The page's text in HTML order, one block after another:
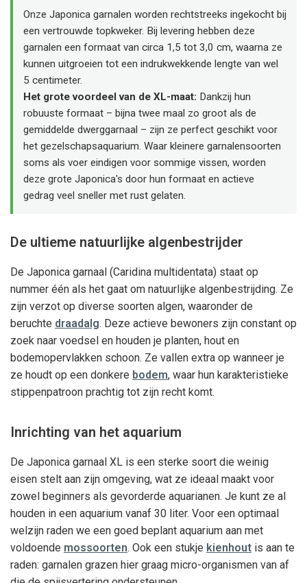
Onze Japonica garnalen worden rechtstreeks ingekocht bij
een vertrouwde topkweker. Bij levering hebben deze
garnalen een formaat van circa 1,5 tot 3,0 cm, waarna ze
kunnen uitgroeien tot een indrukwekkende lengte van wel
5 centimeter.
Het grote voordeel van de XL-maat: Dankzij hun
robuuste formaat – bijna twee maal zo groot als de
gemiddelde dwerggarnaal – zijn ze perfect geschikt voor
het gezelschapsaquarium. Waar kleinere garnalensoorten
soms als voer eindigen voor sommige vissen, worden
deze grote Japonica's door hun formaat en actieve
gedrag veel sneller met rust gelaten.
De ultieme natuurlijke algenbestrijder
De Japonica garnaal (Caridina multidentata) staat op
nummer één als het gaat om natuurlijke algenbestrijding. Ze
zijn verzot op diverse soorten algen, waaronder de
beruchte draadalg. Deze actieve bewoners zijn constant op
zoek naar voedsel en houden je planten, hout en
bodemopervlakken schoon. Ze vallen extra op wanneer je
ze houdt op een donkere bodem, waar hun karakteristieke
stippenpatroon prachtig tot zijn recht komt.
Inrichting van het aquarium
De Japonica garnaal XL is een sterke soort die weinig
eisen stelt aan zijn omgeving, wat ze ideaal maakt voor
zowel beginners als gevorderde aquarianen. Je kunt ze al
houden in een aquarium vanaf 30 liter. Voor een optimaal
welzijn raden we een goed beplant aquarium aan met
voldoende mossoorten. Ook een stukje kienhout is aan te
raden: garnalen grazen hier graag micro-organismen van af